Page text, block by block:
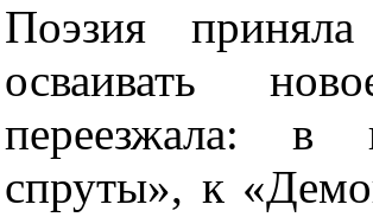
Поэзия
осваивать
переезжала: в
спруты», к